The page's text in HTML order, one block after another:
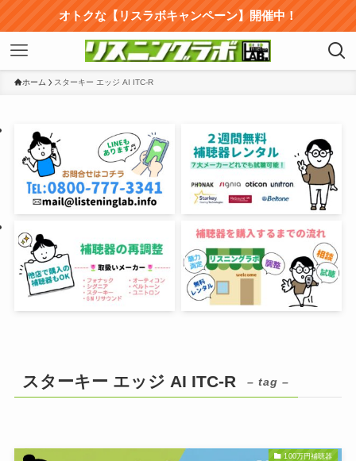
オトクな【リスラボキャンペーン】開催中！
ホーム スターキー エッジ AI ITC-R
スターキー エッジ AI ITC-R – tag –
100万円補聴器